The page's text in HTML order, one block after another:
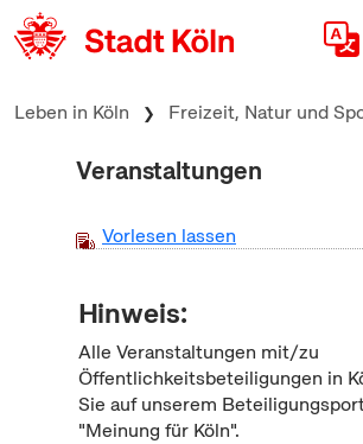
zum Inhalt springen
Leben in Köln Freizeit, Natur und
Veranstaltungen
Vorlesen lassen
Hinweis:
Alle Veranstaltungen mit/zu
Öffentlichkeitsbeteiligungen in
Sie auf unserem
"Meinung für Köln".